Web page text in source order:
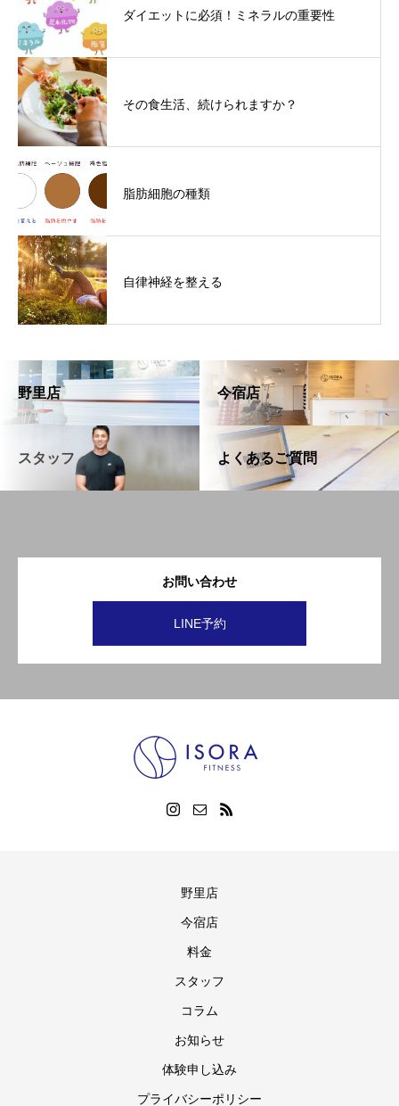
ダイエットに必須！ミネラルの重要性
その食生活、続けられますか？
脂肪細胞の種類
自律神経を整える
野里店 今宿店
スタッフ よくあるご質問
お問い合わせ
LINE予約
野里店
今宿店
料金
スタッフ
コラム
お知らせ
体験申し込み
プライバシーポリシー